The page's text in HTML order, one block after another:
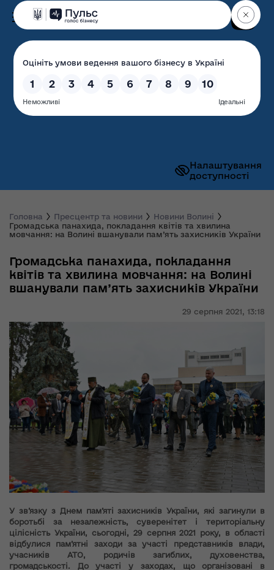
Налаштування
доступності
Волинська обласна
державна адміністрація
Головна Пресцентр та новини
Новини Волині
Громадська панахида, покладання квітів та хвилина
мовчання: на Волині вшанували пам’ять захисників України
29 серпня 2021, 13:18
Громадська панахида, покладання
квітів та хвилина мовчання: на Волині
вшанували пам’ять захисників України
У зв’язку з Днем пам’яті захисників України, які загинули в
боротьбі за незалежність, суверенітет і територіальну
цілісність України, сьогодні, 29 серпня 2021 року, в області
відбулися пам’ятні заходи за участі представників влади,
учасників АТО, родичів загиблих, духовенства,
громадськості. До участі у заходах, що організовані в